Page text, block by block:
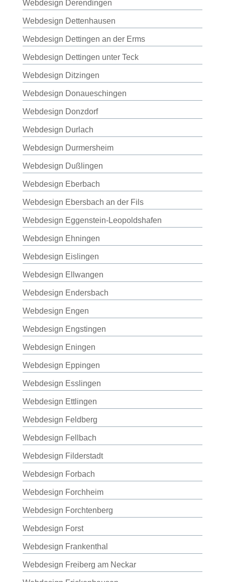
Webdesign Derendingen
Webdesign Dettenhausen
Webdesign Dettingen an der Erms
Webdesign Dettingen unter Teck
Webdesign Ditzingen
Webdesign Donaueschingen
Webdesign Donzdorf
Webdesign Durlach
Webdesign Durmersheim
Webdesign Dußlingen
Webdesign Eberbach
Webdesign Ebersbach an der Fils
Webdesign Eggenstein-Leopoldshafen
Webdesign Ehningen
Webdesign Eislingen
Webdesign Ellwangen
Webdesign Endersbach
Webdesign Engen
Webdesign Engstingen
Webdesign Eningen
Webdesign Eppingen
Webdesign Esslingen
Webdesign Ettlingen
Webdesign Feldberg
Webdesign Fellbach
Webdesign Filderstadt
Webdesign Forbach
Webdesign Forchheim
Webdesign Forchtenberg
Webdesign Forst
Webdesign Frankenthal
Webdesign Freiberg am Neckar